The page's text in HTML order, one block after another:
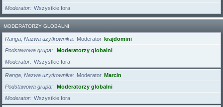
Moderator
Wszystkie fora
MODERATORZY GLOBALNI
Ranga, Nazwa użytkownika Moderator krajdomini
Podstawowa grupa
Moderatorzy globalni
Moderator
Wszystkie fora
Ranga, Nazwa użytkownika Moderator Marcin
Podstawowa grupa
Moderatorzy globalni
Moderator
Wszystkie fora